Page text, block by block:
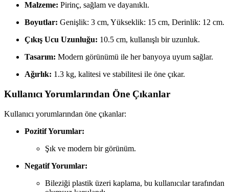
Malzeme: Pirinç, sağlam ve dayanıklı.
Boyutlar: Genişlik: 3 cm, Yükseklik: 15 cm, Derinlik: 12 cm.
Çıkış Ucu Uzunluğu: 10.5 cm, kullanışlı bir uzunluk.
Tasarım: Modern görünümü ile her banyoya uyum sağlar.
Ağırlık: 1.3 kg, kalitesi ve stabilitesi ile öne çıkar.
Kullanıcı Yorumlarından Öne Çıkanlar
Kullanıcı yorumlarından öne çıkanlar:
Pozitif Yorumlar:
Şık ve modern bir görünüm.
Negatif Yorumlar:
Bileziği plastik üzeri kaplama, bu kullanıcılar tarafından